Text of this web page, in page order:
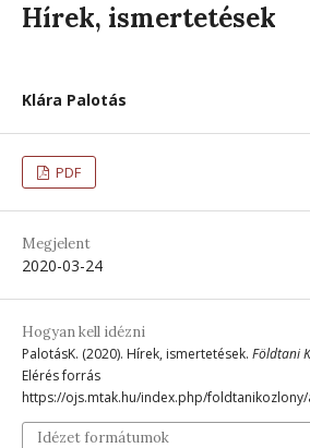
Hírek, ismertetések
Klára Palotás
PDF
Megjelent
2020-03-24
Hogyan kell idézni
PalotásK. (2020). Hírek, ismertetések. Földtani
Elérés forrás
https://ojs.mtak.hu/index.php/
Idézet formátumok